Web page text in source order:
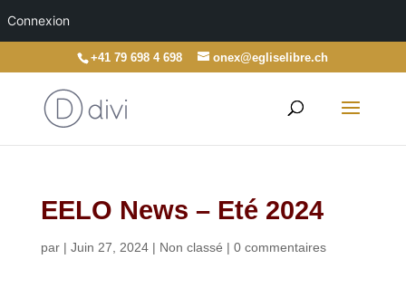
Connexion
+41 79 698 4 698 onex@egliselibre.ch
EELO News – Eté 2024
par | Juin 27, 2024| Non classé | 0 commentaires